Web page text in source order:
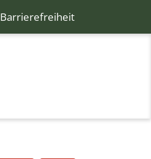
Barrierefreiheit